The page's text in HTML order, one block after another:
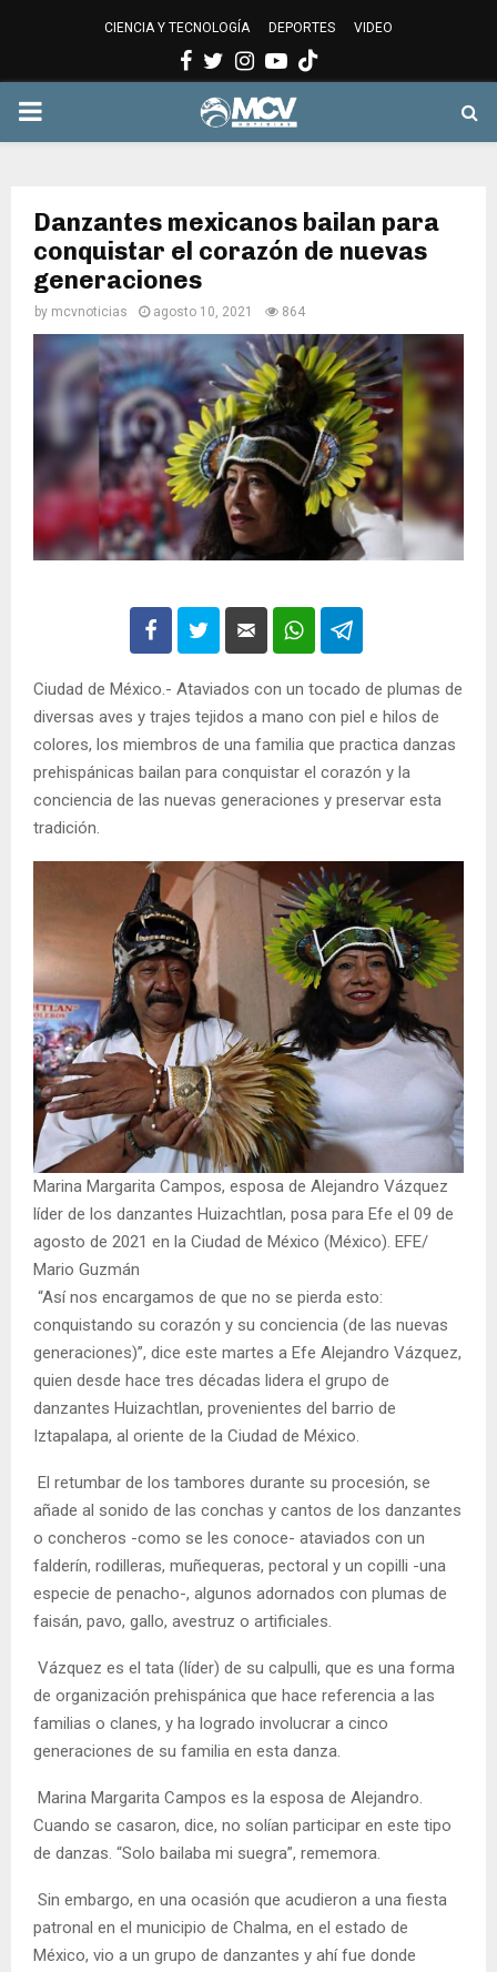
CIENCIA Y TECNOLOGÍA DEPORTES VIDEO
Facebook
Twitter
Instagram
Youtube
PRIMARY
Danzantes mexicanos bailan para
conquistar el corazón de nuevas
generaciones
by mcvnoticias agosto 10, 2021 864
Ciudad de México.- Ataviados con un tocado de plumas de
diversas aves y trajes tejidos a mano con piel e hilos de
colores, los miembros de una familia que practica danzas
prehispánicas bailan para conquistar el corazón y la
conciencia de las nuevas generaciones y preservar esta
tradición.
Marina Margarita Campos, esposa de Alejandro Vázquez
líder de los danzantes Huizachtlan, posa para Efe el 09 de
agosto de 2021 en la Ciudad de México (México). EFE/
Mario Guzmán
“Así nos encargamos de que no se pierda esto:
conquistando su corazón y su conciencia (de las nuevas
generaciones)”, dice este martes a Efe Alejandro Vázquez,
quien desde hace tres décadas lidera el grupo de
danzantes Huizachtlan, provenientes del barrio de
Iztapalapa, al oriente de la Ciudad de México.
El retumbar de los tambores durante su procesión, se
añade al sonido de las conchas y cantos de los danzantes
o concheros -como se les conoce- ataviados con un
falderín, rodilleras, muñequeras, pectoral y un copilli -una
especie de penacho-, algunos adornados con plumas de
faisán, pavo, gallo, avestruz o artificiales.
Vázquez es el tata (líder) de su calpulli, que es una forma
de organización prehispánica que hace referencia a las
familias o clanes, y ha logrado involucrar a cinco
generaciones de su familia en esta danza.
Marina Margarita Campos es la esposa de Alejandro.
Cuando se casaron, dice, no solían participar en este tipo
de danzas. “Solo bailaba mi suegra”, rememora.
Sin embargo, en una ocasión que acudieron a una fiesta
patronal en el municipio de Chalma, en el estado de
México, vio a un grupo de danzantes y ahí fue donde